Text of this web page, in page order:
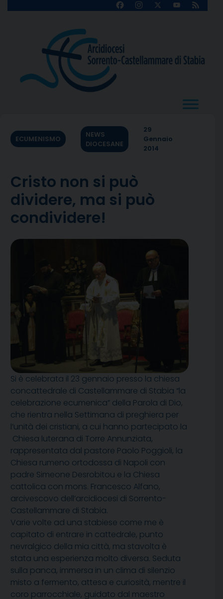
FacebookInstagram
X
YouTube
Feed
ECUMENISMO
NEWS
DIOCESANE
29
Gennaio
2014
Cristo non si può
dividere, ma si può
condividere!
Si è celebrata il 23 gennaio presso la chiesa
concattedrale di Castellammare di Stabia “la
celebrazione ecumenica” della Parola di Dio,
che rientra nella Settimana di preghiera per
l’unità dei cristiani, a cui hanno partecipato la
Chiesa luterana di Torre Annunziata,
rappresentata dal pastore Paolo Poggioli, la
Chiesa rumeno ortodossa di Napoli con
padre Simeone Desrobitou e la Chiesa
cattolica con mons. Francesco Alfano,
arcivescovo dell’arcidiocesi di Sorrento-
Castellammare di Stabia.
Varie volte ad una stabiese come me è
capitato di entrare in cattedrale, punto
nevralgico della mia città, ma stavolta è
stata una esperienza molto diversa. Seduta
sulla panca, immersa in un clima di silenzio
misto a fermento, attesa e curiosità, mentre il
coro parrocchiale, guidato dal maestro